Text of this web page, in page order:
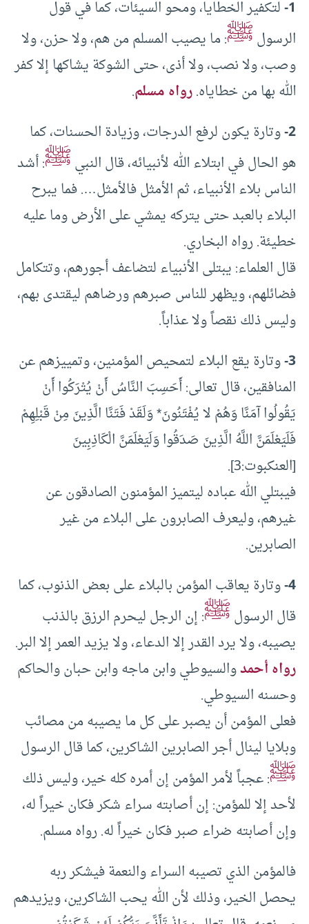
1- لتكفير الخطايا، ومحو السيئات، كما في قول
الرسولﷺ: ما يصيب المسلم من هم، ولا حزن، ولا
وصب، ولا نصب، ولا أذى، حتى الشوكة يشاكها إلا كفر
الله بها من خطاياه.رواه مسلم.
2- وتارة يكون لرفع الدرجات، وزيادة الحسنات، كما
هو الحال في ابتلاء الله لأنبيائه، قال النبيﷺ: أشد
الناس بلاء الأنبياء، ثم الأمثل فالأمثل…. فما يبرح
البلاء بالعبد حتى يتركه يمشي على الأرض وما عليه
خطيئة. رواه البخاري.
قال العلماء: يبتلى الأنبياء لتضاعف أجورهم، وتتكامل
فضائلهم، ويظهر للناس صبرهم ورضاهم ليقتدى بهم،
وليس ذلك نقصاً ولا عذاباً.
3- وتارة يقع البلاء لتمحيص المؤمنين، وتمييزهم عن
المنافقين، قال تعالى: أَحَسِبَ النَّاسُ أَنْ يُتْرَكُوا أَنْ
يَقُولُوا آمَنَّا وَهُمْ لا يُفْتَنُونَ* وَلَقَدْ فَتَنَّا الَّذِينَ مِنْ قَبْلِهِمْ
فَلَيَعْلَمَنَّ اللَّهُ الَّذِينَ صَدَقُوا وَلَيَعْلَمَنَّ الْكَاذِبِينَ
[العنكبوت:3].
فيبتلي الله عباده ليتميز المؤمنون الصادقون عن
غيرهم، وليعرف الصابرون على البلاء من غير
الصابرين.
4- وتارة يعاقب المؤمن بالبلاء على بعض الذنوب، كما
قال الرسولﷺ: إن الرجل ليحرم الرزق بالذنب
يصيبه، ولا يرد القدر إلا الدعاء، ولا يزيد العمر إلا البر.
رواه أحمدوالسيوطي وابن ماجه وابن حبان والحاكم
وحسنه السيوطي.
فعلى المؤمن أن يصبر على كل ما يصيبه من مصائب
وبلايا لينال أجر الصابرين الشاكرين، كما قال الرسول
ﷺ: عجباً لأمر المؤمن إن أمره كله خير، وليس ذلك
لأحد إلا للمؤمن: إن أصابته سراء شكر فكان خيراً له،
وإن أصابته ضراء صبر فكان خيراً له. رواه مسلم.
فالمؤمن الذي تصيبه السراء والنعمة فيشكر ربه
يحصل الخير، وذلك لأن الله يحب الشاكرين، ويزيدهم